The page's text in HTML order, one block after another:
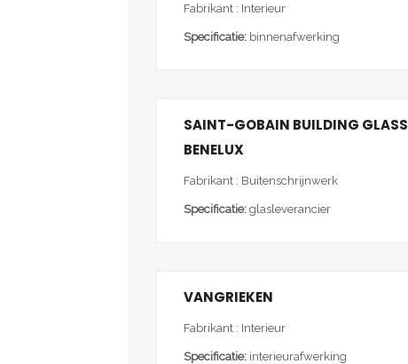
Fabrikant : Interieur
Specificatie: binnenafwerking
SAINT-GOBAIN BUILDING GLASS
BENELUX
Fabrikant : Buitenschrijnwerk
Specificatie: glasleverancier
VANGRIEKEN
Fabrikant : Interieur
Specificatie: interieurafwerking